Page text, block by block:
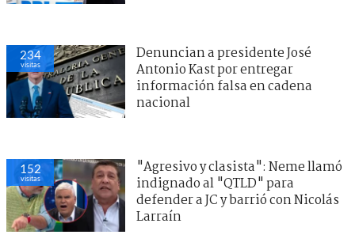
234
visitas
Denuncian a presidente José
Antonio Kast por entregar
información falsa en cadena
nacional
152
visitas
"Agresivo y clasista": Neme llamó
indignado al "QTLD" para
defender a JC y barrió con Nicolás
Larraín